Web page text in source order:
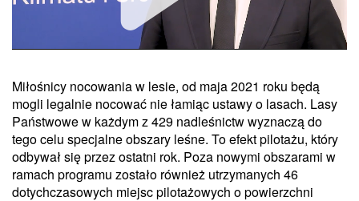
Unmute
Miłośnicy nocowania w lesie, od maja 2021 roku będą
mogli legalnie nocować nie łamiąc ustawy o lasach. Lasy
Państwowe w każdym z 429 nadleśnictw wyznaczą do
tego celu specjalne obszary leśne. To efekt pilotażu, który
odbywał się przez ostatni rok. Poza nowymi obszarami w
ramach programu zostało również utrzymanych 46
dotychczasowych miejsc pilotażowych o powierzchni